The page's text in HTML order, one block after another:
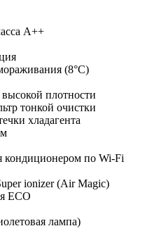
А++
(8°С)
плотности
тонкой очистки
хладагента
кондиционером по Wi-Fi
ionizer (Air Magic)
ECO
лампа)